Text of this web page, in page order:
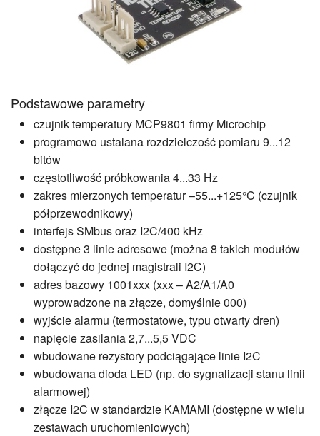
Podstawowe parametry
czujnik temperatury MCP9801 firmy Microchip
programowo ustalana rozdzielczość pomiaru 9...12
bitów
częstotliwość próbkowania 4...33 Hz
zakres mierzonych temperatur –55...+125°C (czujnik
półprzewodnikowy)
interfejs SMbus oraz I2C/400 kHz
dostępne 3 linie adresowe (można 8 takich modułów
dołączyć do jednej magistrali I2C)
adres bazowy 1001xxx (xxx – A2/A1/A0
wyprowadzone na złącze, domyślnie 000)
wyjście alarmu (termostatowe, typu otwarty dren)
napięcie zasilania 2,7...5,5 VDC
wbudowane rezystory podciągające linie I2C
wbudowana dioda LED (np. do sygnalizacji stanu linii
alarmowej)
złącze I2C w standardzie KAMAMI (dostępne w wielu
zestawach uruchomieniowych)